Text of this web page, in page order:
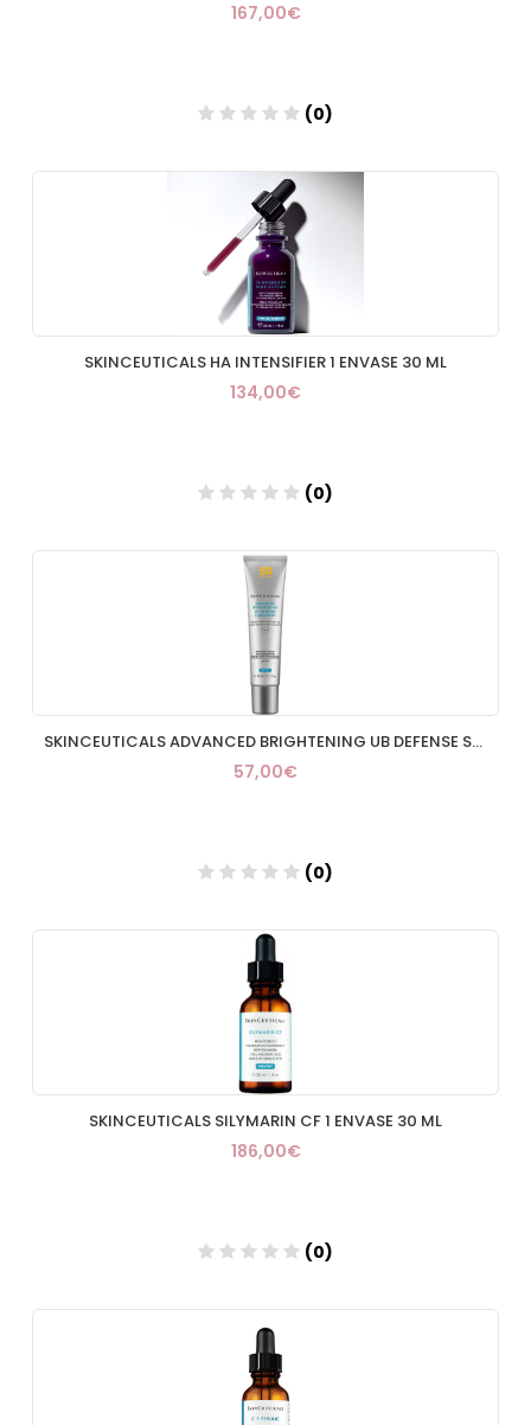
167,00€
(0)
Añadir
SKINCEUTICALS HA INTENSIFIER 1 ENVASE 30 ML
134,00€
(0)
Añadir
SKINCEUTICALS ADVANCED BRIGHTENING UB DEFENSE SPF50 40ML
57,00€
(0)
Añadir
SKINCEUTICALS SILYMARIN CF 1 ENVASE 30 ML
186,00€
(0)
Añadir